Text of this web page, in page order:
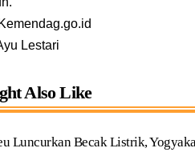
Lestari
Also Like
Luncurkan Becak Listrik,